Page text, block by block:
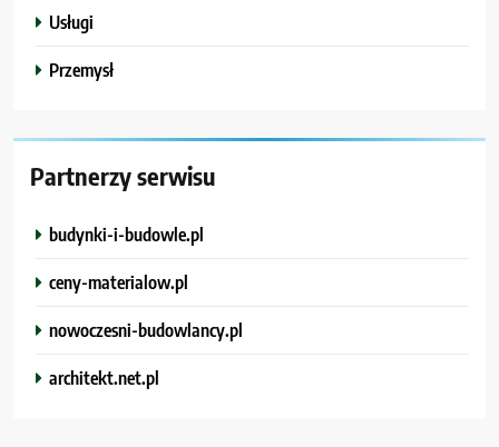
Usługi
Przemysł
Partnerzy serwisu
budynki-i-budowle.pl
ceny-materialow.pl
nowoczesni-budowlancy.pl
architekt.net.pl